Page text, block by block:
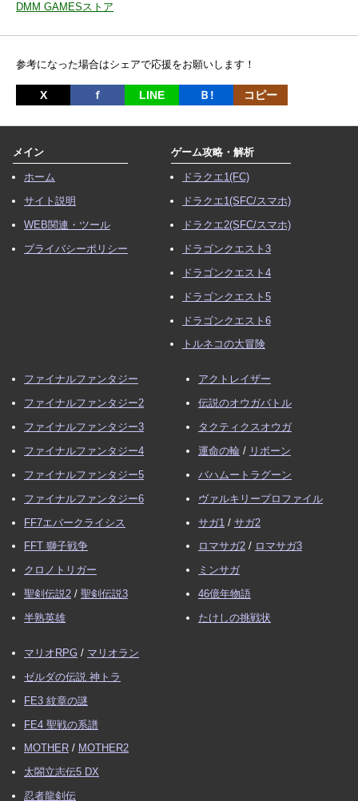
DMM GAMESストア
参考になった場合はシェアで応援をお願いします！
X ｆ LINE Ｂ! コピー
メイン
ホーム
サイト説明
WEB関連・ツール
プライバシーポリシー
ゲーム攻略・解析
ドラクエ1(FC)
ドラクエ1(SFC/スマホ)
ドラクエ2(SFC/スマホ)
ドラゴンクエスト3
ドラゴンクエスト4
ドラゴンクエスト5
ドラゴンクエスト6
トルネコの大冒険
ファイナルファンタジー
ファイナルファンタジー2
ファイナルファンタジー3
ファイナルファンタジー4
ファイナルファンタジー5
ファイナルファンタジー6
FF7エバークライシス
FFT 獅子戦争
クロノトリガー
聖剣伝説2 / 聖剣伝説3
半熟英雄
アクトレイザー
伝説のオウガバトル
タクティクスオウガ
運命の輪 / リボーン
バハムートラグーン
ヴァルキリープロファイル
サガ1 / サガ2
ロマサガ2 / ロマサガ3
ミンサガ
46億年物語
たけしの挑戦状
マリオRPG / マリオラン
ゼルダの伝説 神トラ
FE3 紋章の謎
FE4 聖戦の系譜
MOTHER / MOTHER2
太閤立志伝5 DX
忍者龍剣伝